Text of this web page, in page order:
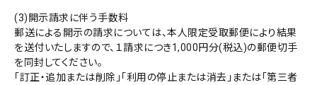
(3)開示請求に伴う手数料
郵送による開示の請求については、本人限定受取郵便により結果
を送付いたしますので、１請求につき1,000円分(税込)の郵便切手
を同封してください。
「訂正・追加または削除」「利用の停止または消去」または「第三者